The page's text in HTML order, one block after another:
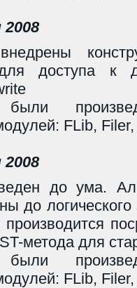
для доступа к
были
FLib,
до ума.
до логического
метода для
были
FLib,